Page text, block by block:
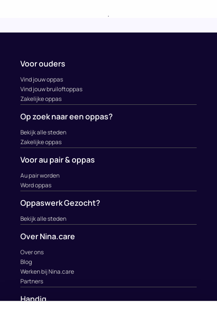
.
Voor ouders
Vind jouw oppas
Vind jouw bruiloftoppas
Zakelijke oppas
Op zoek naar een oppas?
Bekijk alle steden
Zakelijke oppas
Voor au pair & oppas
Au pair worden
Word oppas
Oppaswerk Gezocht?
Bekijk alle steden
Over Nina.care
Over ons
Blog
Werken bij Nina.care
Partners
Handig